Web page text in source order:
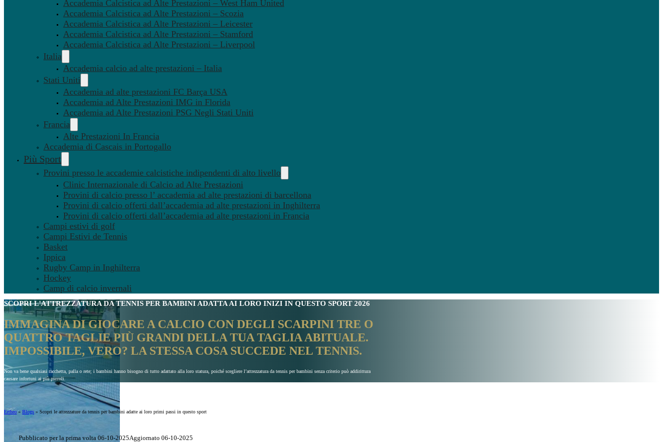
Accademia Calcistica ad Alte Prestazioni – West Ham United
Accademia Calcistica ad Alte Prestazioni – Scozia
Accademia Calcistica ad Alte Prestazioni – Leicester
Accademia Calcistica ad Alte Prestazioni – Stamford
Accademia Calcistica ad Alte Prestazioni – Liverpool
Italia
Accademia calcio ad alte prestazioni – Italia
Stati Uniti
Accademia ad alte prestazioni FC Barça USA
Accademia ad Alte Prestazioni IMG in Florida
Accademia ad Alte Prestazioni PSG Negli Stati Uniti
Francia
Alte Prestazioni In Francia
Accademia di Cascais in Portogallo
Più Sport
Provini presso le accademie calcistiche indipendenti di alto livello
Clinic Internazionale di Calcio ad Alte Prestazioni
Provini di calcio presso l’ accademia ad alte prestazioni di barcellona
Provini di calcio offerti dall’accademia ad alte prestazioni in Inghilterra
Provini di calcio offerti dall’accademia ad alte prestazioni in Francia
Campi estivi di golf
Campi Estivi de Tennis
Basket
Ippica
Rugby Camp in Inghilterra
Hockey
Camp di calcio invernali
SCOPRI L'ATTREZZATURA DA TENNIS PER BAMBINI ADATTA AI LORO INIZI IN QUESTO SPORT 2026
IMMAGINA DI GIOCARE A CALCIO CON DEGLI SCARPINI TRE O
QUATTRO TAGLIE PIÙ GRANDI DELLA TUA TAGLIA ABITUALE.
IMPOSSIBILE, VERO? LA STESSA COSA SUCCEDE NEL TENNIS.
Non va bene qualsiasi racchetta, palla o rete; i bambini hanno bisogno di tutto adattato alla loro statura, poiché scegliere l’attrezzatura da tennis per bambini senza criterio può addirittura
causare infortuni ai più piccoli.
Ertheo» Blogs » Scopri le attrezzature da tennis per bambini adatte ai loro primi passi in questo sport
Pubblicato per la prima volta 06-10-2025Aggiornato 06-10-2025